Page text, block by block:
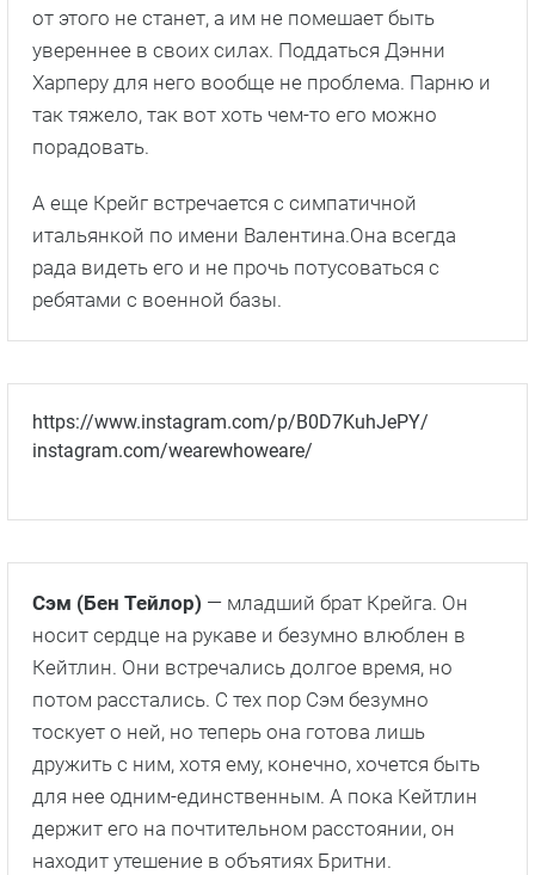
от этого не станет, а им не помешает быть
увереннее в своих силах. Поддаться Дэнни
Харперу для него вообще не проблема. Парню и
так тяжело, так вот хоть чем-то его можно
порадовать.
А еще Крейг встречается с симпатичной
итальянкой по имени Валентина.Она всегда
рада видеть его и не прочь потусоваться с
ребятами с военной базы.
https://www.instagram.com/p/B0D7KuhJePY/
instagram.com/wearewhoweare/
Сэм (Бен Тейлор) — младший брат Крейга. Он
носит сердце на рукаве и безумно влюблен в
Кейтлин. Они встречались долгое время, но
потом расстались. С тех пор Сэм безумно
тоскует о ней, но теперь она готова лишь
дружить с ним, хотя ему, конечно, хочется быть
для нее одним-единственным. А пока Кейтлин
держит его на почтительном расстоянии, он
находит утешение в объятиях Бритни.